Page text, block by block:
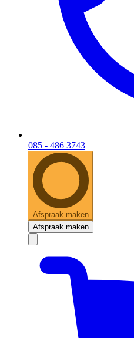
085 - 486 3743
Afspraak maken
Afspraak maken